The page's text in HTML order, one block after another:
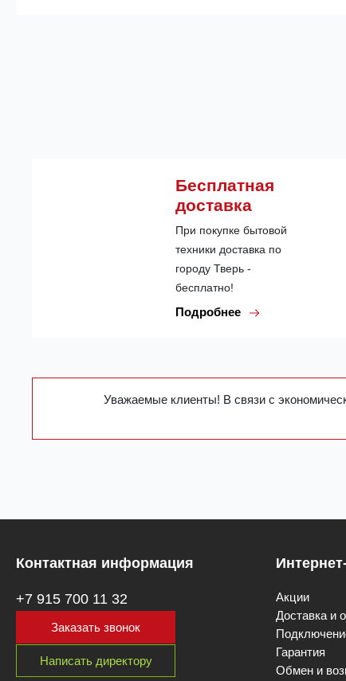
Бесплатная
доставка
При покупке бытовой
техники доставка по
городу Тверь -
бесплатно!
Подробнее
Уважаемые клиенты! В связи с
Контактная информация
+7 915 700 11 32
Заказать звонок
Написать директору
Акции
Доставка и
Гарантия
Обмен и